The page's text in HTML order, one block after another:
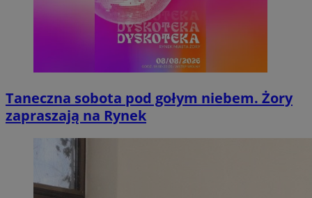
Taneczna sobota pod gołym niebem. Żory
zapraszają na Rynek